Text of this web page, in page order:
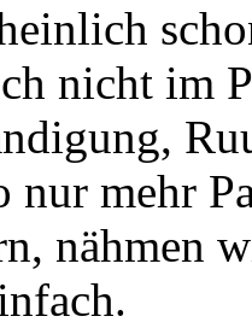
nicht im
nur mehr
nähmen